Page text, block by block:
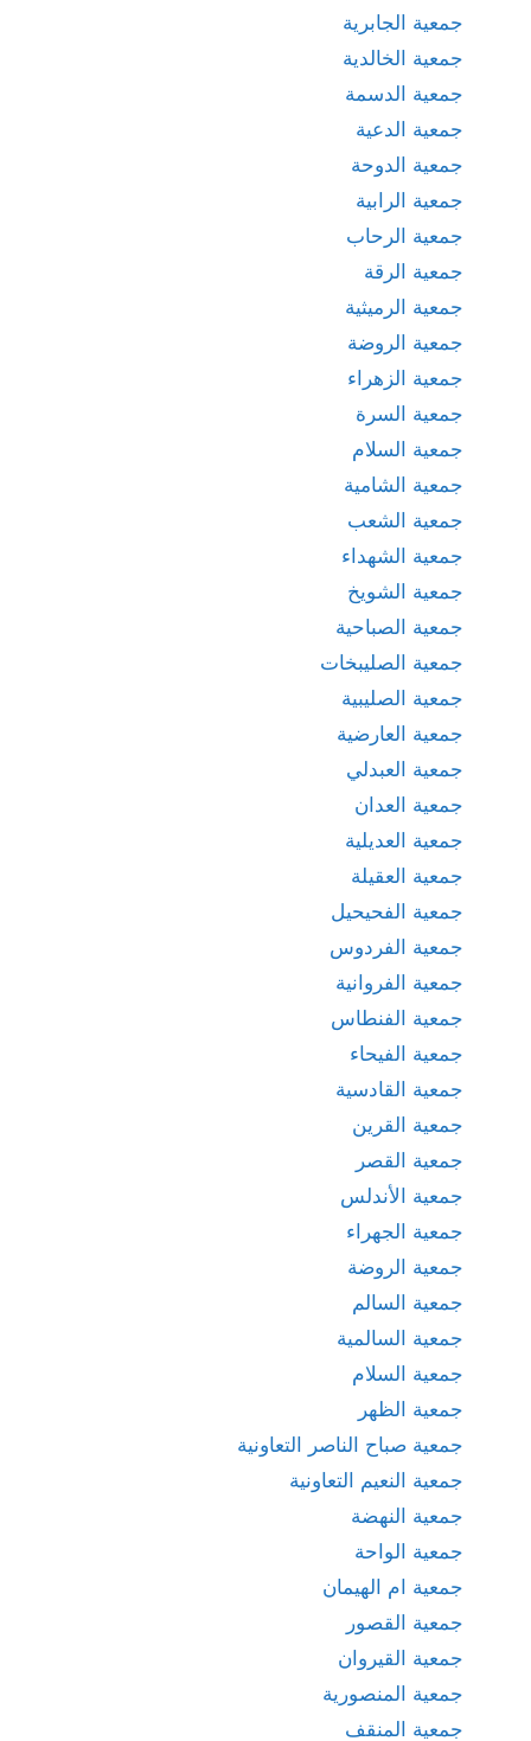
جمعية الجابرية
جمعية الخالدية
جمعية الدسمة
جمعية الدعية
جمعية الدوحة
جمعية الرابية
جمعية الرحاب
جمعية الرقة
جمعية الرميثية
جمعية الروضة
جمعية الزهراء
جمعية السرة
جمعية السلام
جمعية الشامية
جمعية الشعب
جمعية الشهداء
جمعية الشويخ
جمعية الصباحية
جمعية الصليبخات
جمعية الصليبية
جمعية العارضية
جمعية العبدلي
جمعية العدان
جمعية العديلية
جمعية العقيلة
جمعية الفحيحيل
جمعية الفردوس
جمعية الفروانية
جمعية الفنطاس
جمعية الفيحاء
جمعية القادسية
جمعية القرين
جمعية القصر
جمعية الأندلس
جمعية الجهراء
جمعية الروضة
جمعية السالم
جمعية السالمية
جمعية السلام
جمعية الظهر
جمعية صباح الناصر التعاونية
جمعية النعيم التعاونية
جمعية النهضة
جمعية الواحة
جمعية ام الهيمان
جمعية القصور
جمعية القيروان
جمعية المنصورية
جمعية المنقف